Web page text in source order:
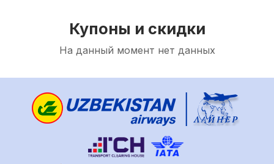
Купоны и скидки
На данный момент нет данных